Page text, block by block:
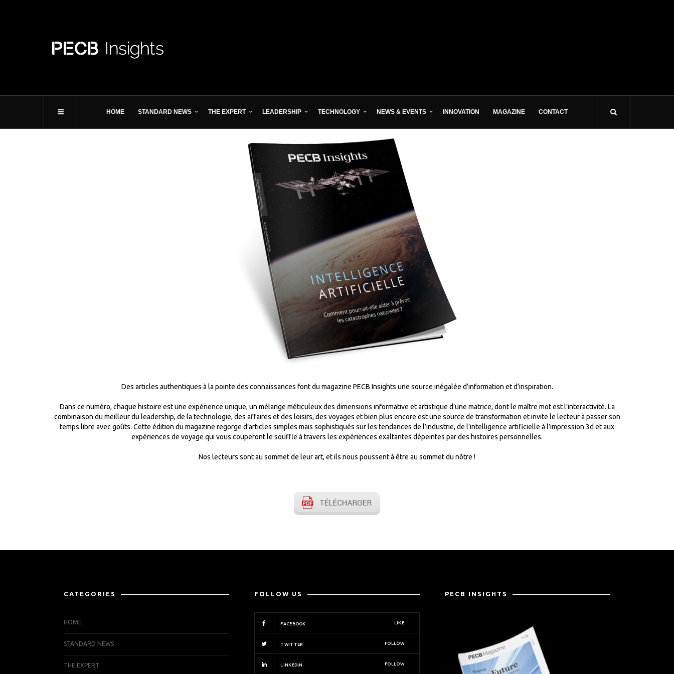
HOME STANDARD NEWS THE EXPERT LEADERSHIP TECHNOLOGY NEWS & EVENTS INNOVATION MAGAZINE CONTACT
Des articles authentiques à la pointe des connaissances font du magazine PECB Insights une source inégalée d’information et d’inspiration.
Dans ce numéro, chaque histoire est une expérience unique, un mélange méticuleux des dimensions informative et artistique d’une matrice, dont le maître mot est l’interactivité. La
combinaison du meilleur du leadership, de la technologie, des affaires et des loisirs, des voyages et bien plus encore est une source de transformation et invite le lecteur à passer son
temps libre avec goûts. Cette édition du magazine regorge d’articles simples mais sophistiqués sur les tendances de l’industrie, de l’intelligence artificielle à l’impression 3d et aux
expériences de voyage qui vous couperont le souffle à travers les expériences exaltantes dépeintes par des histoires personnelles.
Nos lecteurs sont au sommet de leur art, et ils nous poussent à être au sommet du nôtre !
CATEGORIES
HOME
STANDARD NEWS
THE EXPERT
FOLLOW US
FACEBOOK LIKE
TWITTER FOLLOW
LINKEDIN FOLLOW
PECB INSIGHTS